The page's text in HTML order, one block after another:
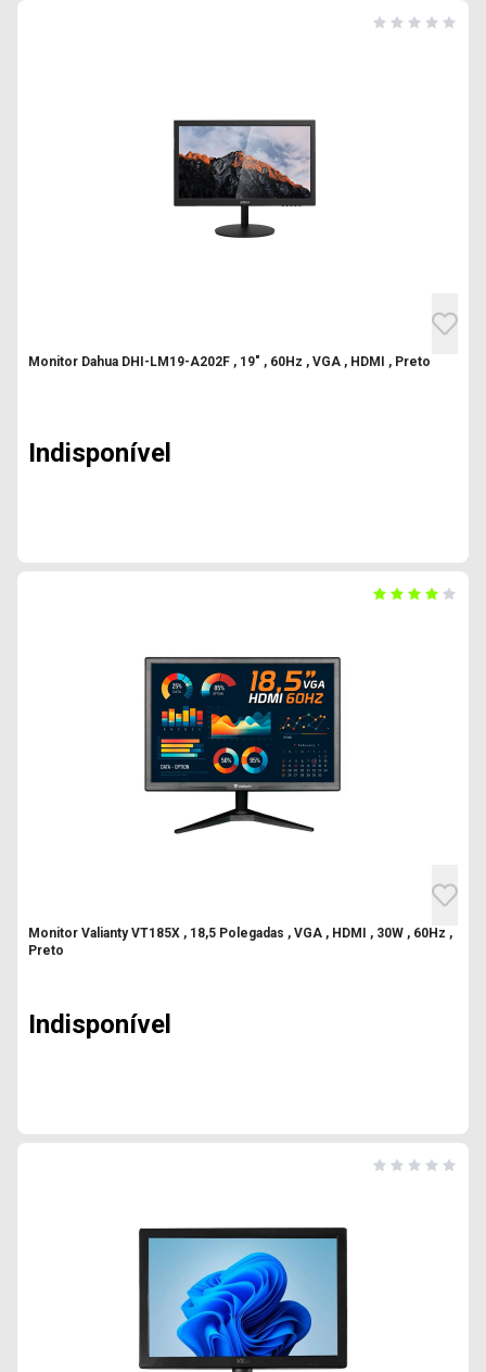
Monitor Dahua DHI-LM19-A202F , 19" , 60Hz , VGA , HDMI , Preto
Indisponível
Monitor Valianty VT185X , 18,5 Polegadas , VGA , HDMI , 30W , 60Hz ,
Preto
Indisponível